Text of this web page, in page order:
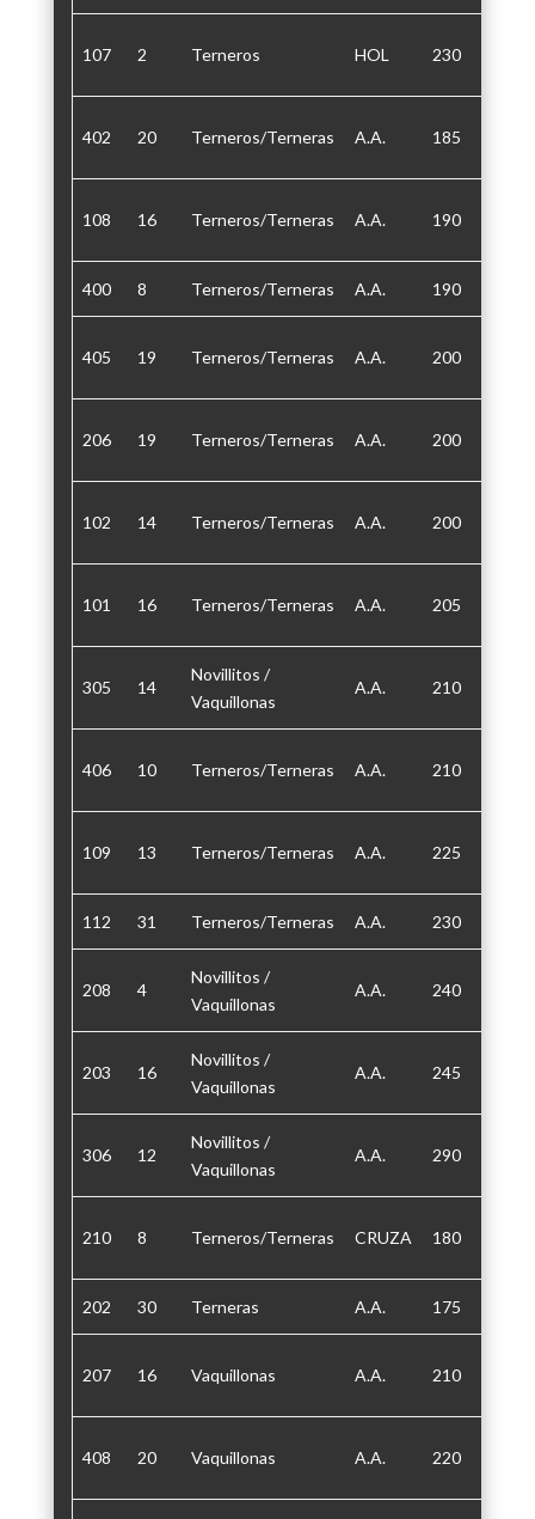
107 2 Terneros HOL 230
402 20 Terneros/Terneras A.A. 185
108 16 Terneros/Terneras A.A. 190
400 8 Terneros/Terneras A.A. 190
405 19 Terneros/Terneras A.A. 200
206 19 Terneros/Terneras A.A. 200
102 14 Terneros/Terneras A.A. 200
101 16 Terneros/Terneras A.A. 205
305 14
Novillitos /
Vaquillonas
A.A. 210
406 10 Terneros/Terneras A.A. 210
109 13 Terneros/Terneras A.A. 225
112 31 Terneros/Terneras A.A. 230
208 4
Novillitos /
Vaquillonas
A.A. 240
203 16
Novillitos /
Vaquillonas
A.A. 245
306 12
Novillitos /
Vaquillonas
A.A. 290
210 8 Terneros/Terneras CRUZA 180
202 30 Terneras A.A. 175
207 16 Vaquillonas A.A. 210
408 20 Vaquillonas A.A. 220